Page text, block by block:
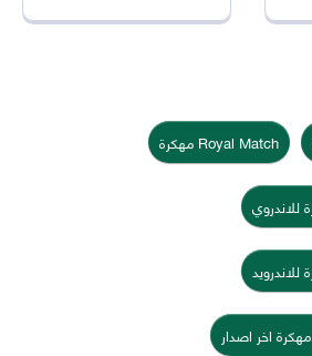
Royal Match مهكرة